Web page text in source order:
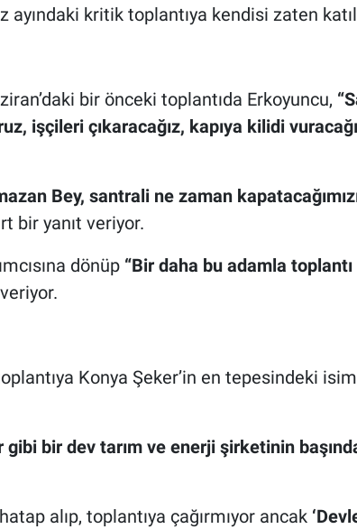
ayındaki kritik toplantıya kendisi zaten
bir önceki toplantıda Erkoyuncu,
işçileri çıkaracağız, kapıya kilidi
Bey, santrali ne zaman
bir yanıt veriyor.
dönüp “Bir daha bu adamla toplantı
Konya Şeker’in en tepesindeki isim
bir dev tarım ve enerji şirketinin
alıp, toplantıya çağırmıyor ancak